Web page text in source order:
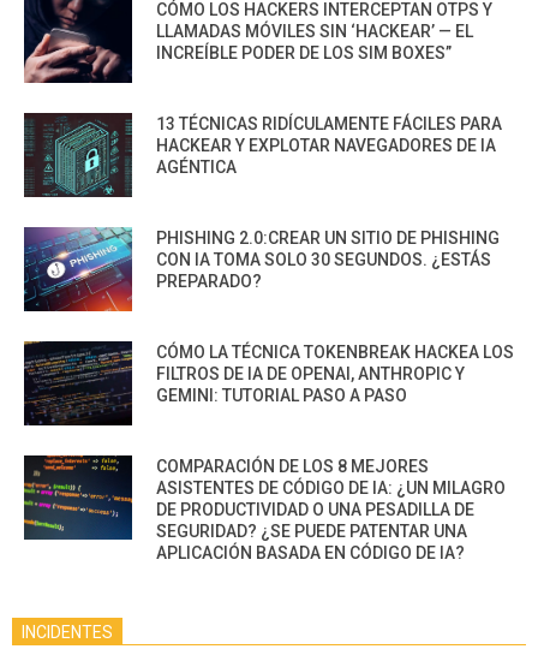
CÓMO LOS HACKERS INTERCEPTAN OTPS Y
LLAMADAS MÓVILES SIN ‘HACKEAR’ — EL
INCREÍBLE PODER DE LOS SIM BOXES”
13 TÉCNICAS RIDÍCULAMENTE FÁCILES PARA
HACKEAR Y EXPLOTAR NAVEGADORES DE IA
AGÉNTICA
PHISHING 2.0:CREAR UN SITIO DE PHISHING
CON IA TOMA SOLO 30 SEGUNDOS. ¿ESTÁS
PREPARADO?
CÓMO LA TÉCNICA TOKENBREAK HACKEA LOS
FILTROS DE IA DE OPENAI, ANTHROPIC Y
GEMINI: TUTORIAL PASO A PASO
COMPARACIÓN DE LOS 8 MEJORES
ASISTENTES DE CÓDIGO DE IA: ¿UN MILAGRO
DE PRODUCTIVIDAD O UNA PESADILLA DE
SEGURIDAD? ¿SE PUEDE PATENTAR UNA
APLICACIÓN BASADA EN CÓDIGO DE IA?
INCIDENTES